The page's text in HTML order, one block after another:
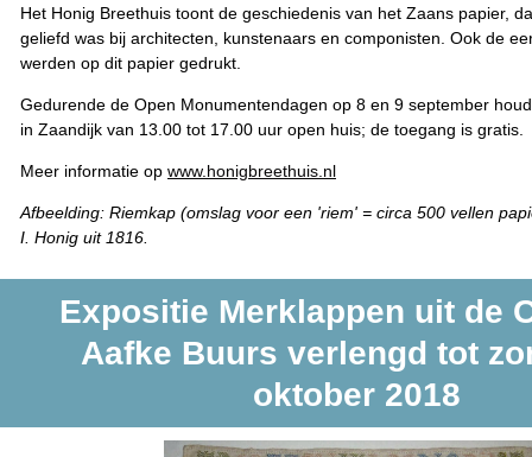
Het Honig Breethuis toont de geschiedenis van het Zaans papier,
geliefd was bij architecten, kunstenaars en componisten. Ook de
werden op dit papier gedrukt.
Gedurende de Open Monumentendagen op 8 en 9 september
in Zaandijk van 13.00 tot 17.00 uur open huis; de toegang is gratis.
Meer informatie op www.honigbreethuis.nl
Afbeelding: Riemkap (omslag voor een 'riem' = circa 500 vellen
I. Honig uit 1816.
Expositie Merklappen uit de
Aafke Buurs verlengd tot
oktober 2018